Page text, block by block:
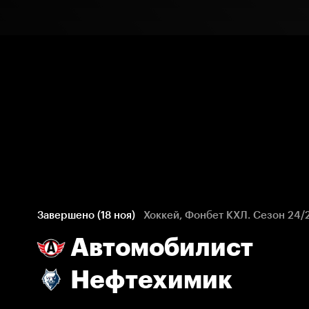
Завершено (18 ноя) Хоккей, Фонбет КХЛ. Сезон 24/
Автомобилист
Нефтехимик